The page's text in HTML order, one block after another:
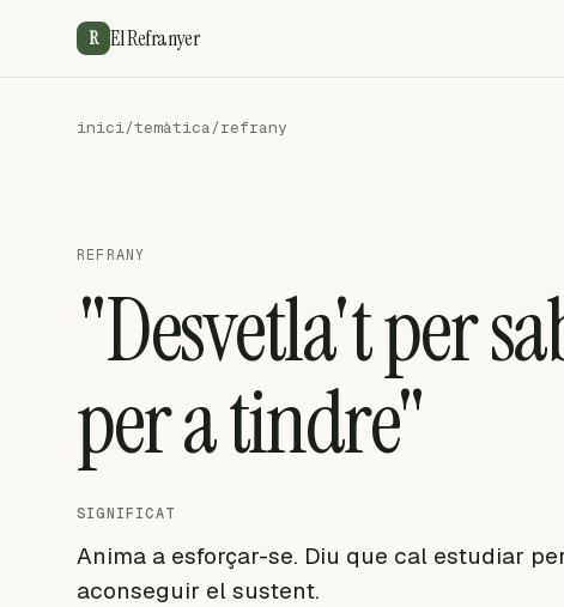
R El Refranyer
inici/temàtica/refrany
REFRANY
"Desvetla't per
per a tindre"
SIGNIFICAT
Anima a esforçar-se. Diu que cal estudiar
aconseguir el sustent.